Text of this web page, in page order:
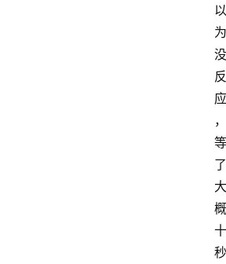
以
为
没
反
应
，
等
了
大
概
十
秒